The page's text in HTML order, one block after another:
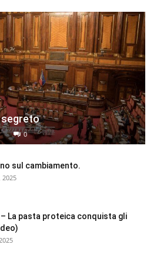
0
sul cambiamento.
2025
– La pasta proteica conquista gli